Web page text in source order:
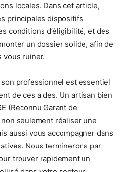
locales. Dans cet article,
principales dispositifs
conditions d’éligibilité, et des
un dossier solide, afin de
vous ruiner.
professionnel est essentiel
de ces aides. Un artisan bien
(Reconnu Garant de
seulement réaliser une
aussi vous accompagner dans
Nous terminerons par
trouver rapidement un